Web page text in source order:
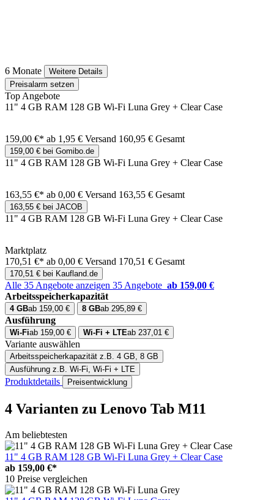
6 Monate
Weitere Details
Preisalarm setzen
Top Angebote
11" 4 GB RAM 128 GB Wi-Fi Luna Grey + Clear Case
159,00 €* ab 1,95 € Versand 160,95 € Gesamt
159,00 € bei Gomibo.de
11" 4 GB RAM 128 GB Wi-Fi Luna Grey + Clear Case
163,55 €* ab 0,00 € Versand 163,55 € Gesamt
163,55 € bei JACOB
11" 4 GB RAM 128 GB Wi-Fi Luna Grey + Clear Case
Marktplatz
170,51 €* ab 0,00 € Versand 170,51 € Gesamt
170,51 € bei Kaufland.de
Alle 35 Angebote anzeigen 35 Angebote ab 159,00 €
Arbeitsspeicherkapazität
4 GBab 159,00 € 8 GBab 295,89 €
Ausführung
Wi-Fiab 159,00 € Wi-Fi + LTEab 237,01 €
Variante auswählen
Arbeitsspeicherkapazität z.B. 4 GB, 8 GB
Ausführung z.B. Wi-Fi, Wi-Fi + LTE
Produktdetails Preisentwicklung
4 Varianten zu Lenovo Tab M11
Am beliebtesten
11" 4 GB RAM 128 GB Wi-Fi Luna Grey + Clear Case
ab 159,00 €*
10 Preise vergleichen